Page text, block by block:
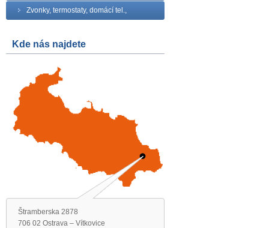
Zvonky, termostaty, domácí tel.,
Kde nás najdete
Štramberska 2878
706 02 Ostrava – Vítkovice